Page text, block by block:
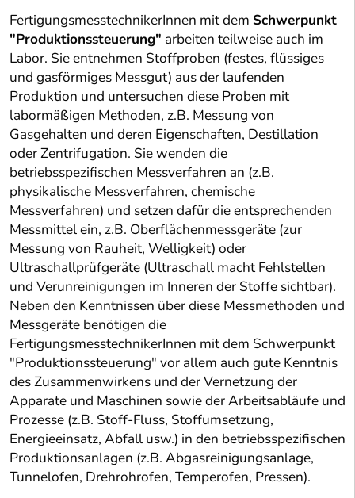
FertigungsmesstechnikerInnen mit dem Schwerpunkt
"Produktionssteuerung" arbeiten teilweise auch im
Labor. Sie entnehmen Stoffproben (festes, flüssiges
und gasförmiges Messgut) aus der laufenden
Produktion und untersuchen diese Proben mit
labormäßigen Methoden, z.B. Messung von
Gasgehalten und deren Eigenschaften, Destillation
oder Zentrifugation. Sie wenden die
betriebsspezifischen Messverfahren an (z.B.
physikalische Messverfahren, chemische
Messverfahren) und setzen dafür die entsprechenden
Messmittel ein, z.B. Oberflächenmessgeräte (zur
Messung von Rauheit, Welligkeit) oder
Ultraschallprüfgeräte (Ultraschall macht Fehlstellen
und Verunreinigungen im Inneren der Stoffe sichtbar).
Neben den Kenntnissen über diese Messmethoden und
Messgeräte benötigen die
FertigungsmesstechnikerInnen mit dem Schwerpunkt
"Produktionssteuerung" vor allem auch gute Kenntnis
des Zusammenwirkens und der Vernetzung der
Apparate und Maschinen sowie der Arbeitsabläufe und
Prozesse (z.B. Stoff-Fluss, Stoffumsetzung,
Energieeinsatz, Abfall usw.) in den betriebsspezifischen
Produktionsanlagen (z.B. Abgasreinigungsanlage,
Tunnelofen, Drehrohrofen, Temperofen, Pressen).